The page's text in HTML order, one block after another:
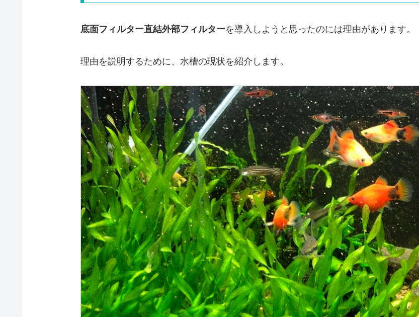
底面フィルター直結外部フィルターを導入しようと思ったのには理由があります。
理由を説明するために、水槽の現状を紹介します。